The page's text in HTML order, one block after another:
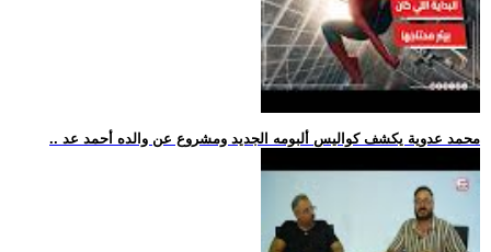
.. محمد عدوية يكشف كواليس ألبومه الجديد ومشروع عن والده أحمد عد